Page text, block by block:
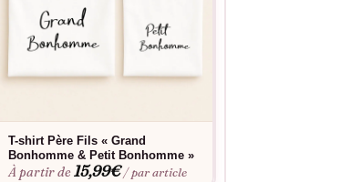
T-shirt Père Fils « Grand
Bonhomme & Petit Bonhomme »
À partir de15,99€ / par article